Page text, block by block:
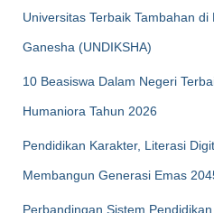
Universitas Terbaik Tambahan
Ganesha (UNDIKSHA)
10 Beasiswa Dalam Negeri
Humaniora Tahun 2026
Pendidikan Karakter, Literasi
Membangun Generasi Emas
Perbandingan Sistem